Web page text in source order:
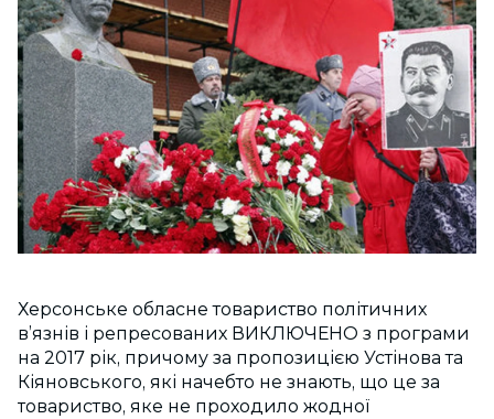
Херсонське обласне товариство політичних
в’язнів і репресованих ВИКЛЮЧЕНО з програми
на 2017 рік, причому за пропозицією Устінова та
Кіяновського, які начебто не знають, що це за
товариство, яке не проходило жодної